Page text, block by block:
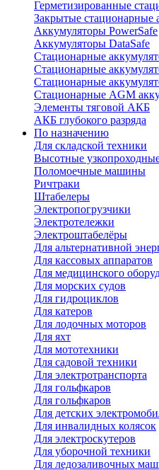
Герметизированные
Закрытые стационарные
Аккумуляторы PowerSafe
Аккумуляторы DataSafe
Стационарные
Стационарные
Стационарные
Стационарные AGM
Элементы тяговой АКБ
АКБ глубокого разряда
По назначению
Для складской техники
Высотные
Поломоечные машины
Ричтраки
Штабелеры
Электропогрузчики
Электротележки
Электроштабелёры
Для альтернативной
Для кассовых аппаратов
Для медицинского
Для морских судов
Для гидроциклов
Для катеров
Для лодочных моторов
Для яхт
Для мототехники
Для садовой техники
Для электротранспорта
Для гольфкаров
Для гольфкаров
Для детских
Для инвалидных колясок
Для электроскутеров
Для уборочной техники
Для ледозаливочных